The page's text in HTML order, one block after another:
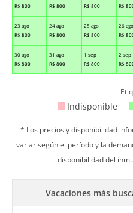
R$ 800
R$ 800
R$ 800
R$
23 ago
R$ 800
24 ago
R$ 800
25 ago
R$ 800
26 ago
R$
30 ago
R$ 800
31 ago
R$ 800
1 sep
R$ 800
2 sep
R$
Indisponible
* Los precios y disponibilidad
variar según el período y la
disponibilidad del
Vacaciones más